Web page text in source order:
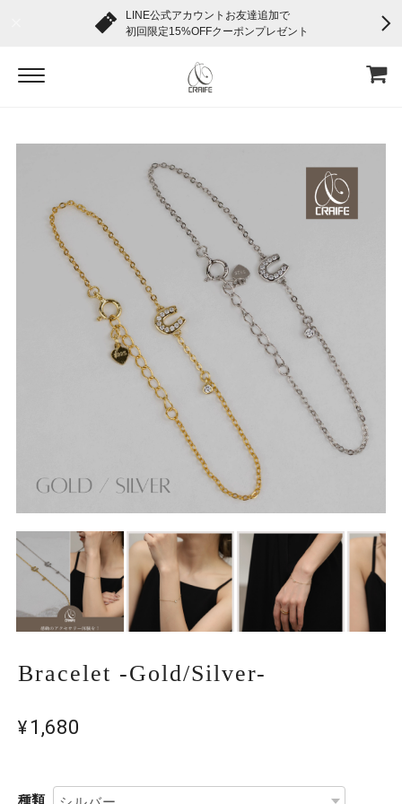
LINE公式アカウントお友達追加で
初回限定15%OFFクーポンプレゼント
Bracelet -Gold/Silver-
¥1,680
種類